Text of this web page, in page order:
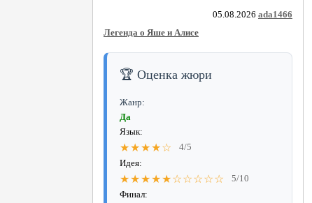
05.08.2026 ada1466
Легенда о Яше и Алисе
🏆 Оценка жюри
Жанр:
Да
Язык:
★★★★☆
4/5
Идея:
★★★★★☆☆☆☆☆
5/10
Финал: